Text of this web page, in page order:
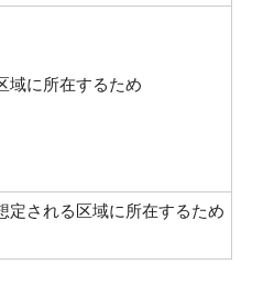
域に所在するため
定される区域に所在するため